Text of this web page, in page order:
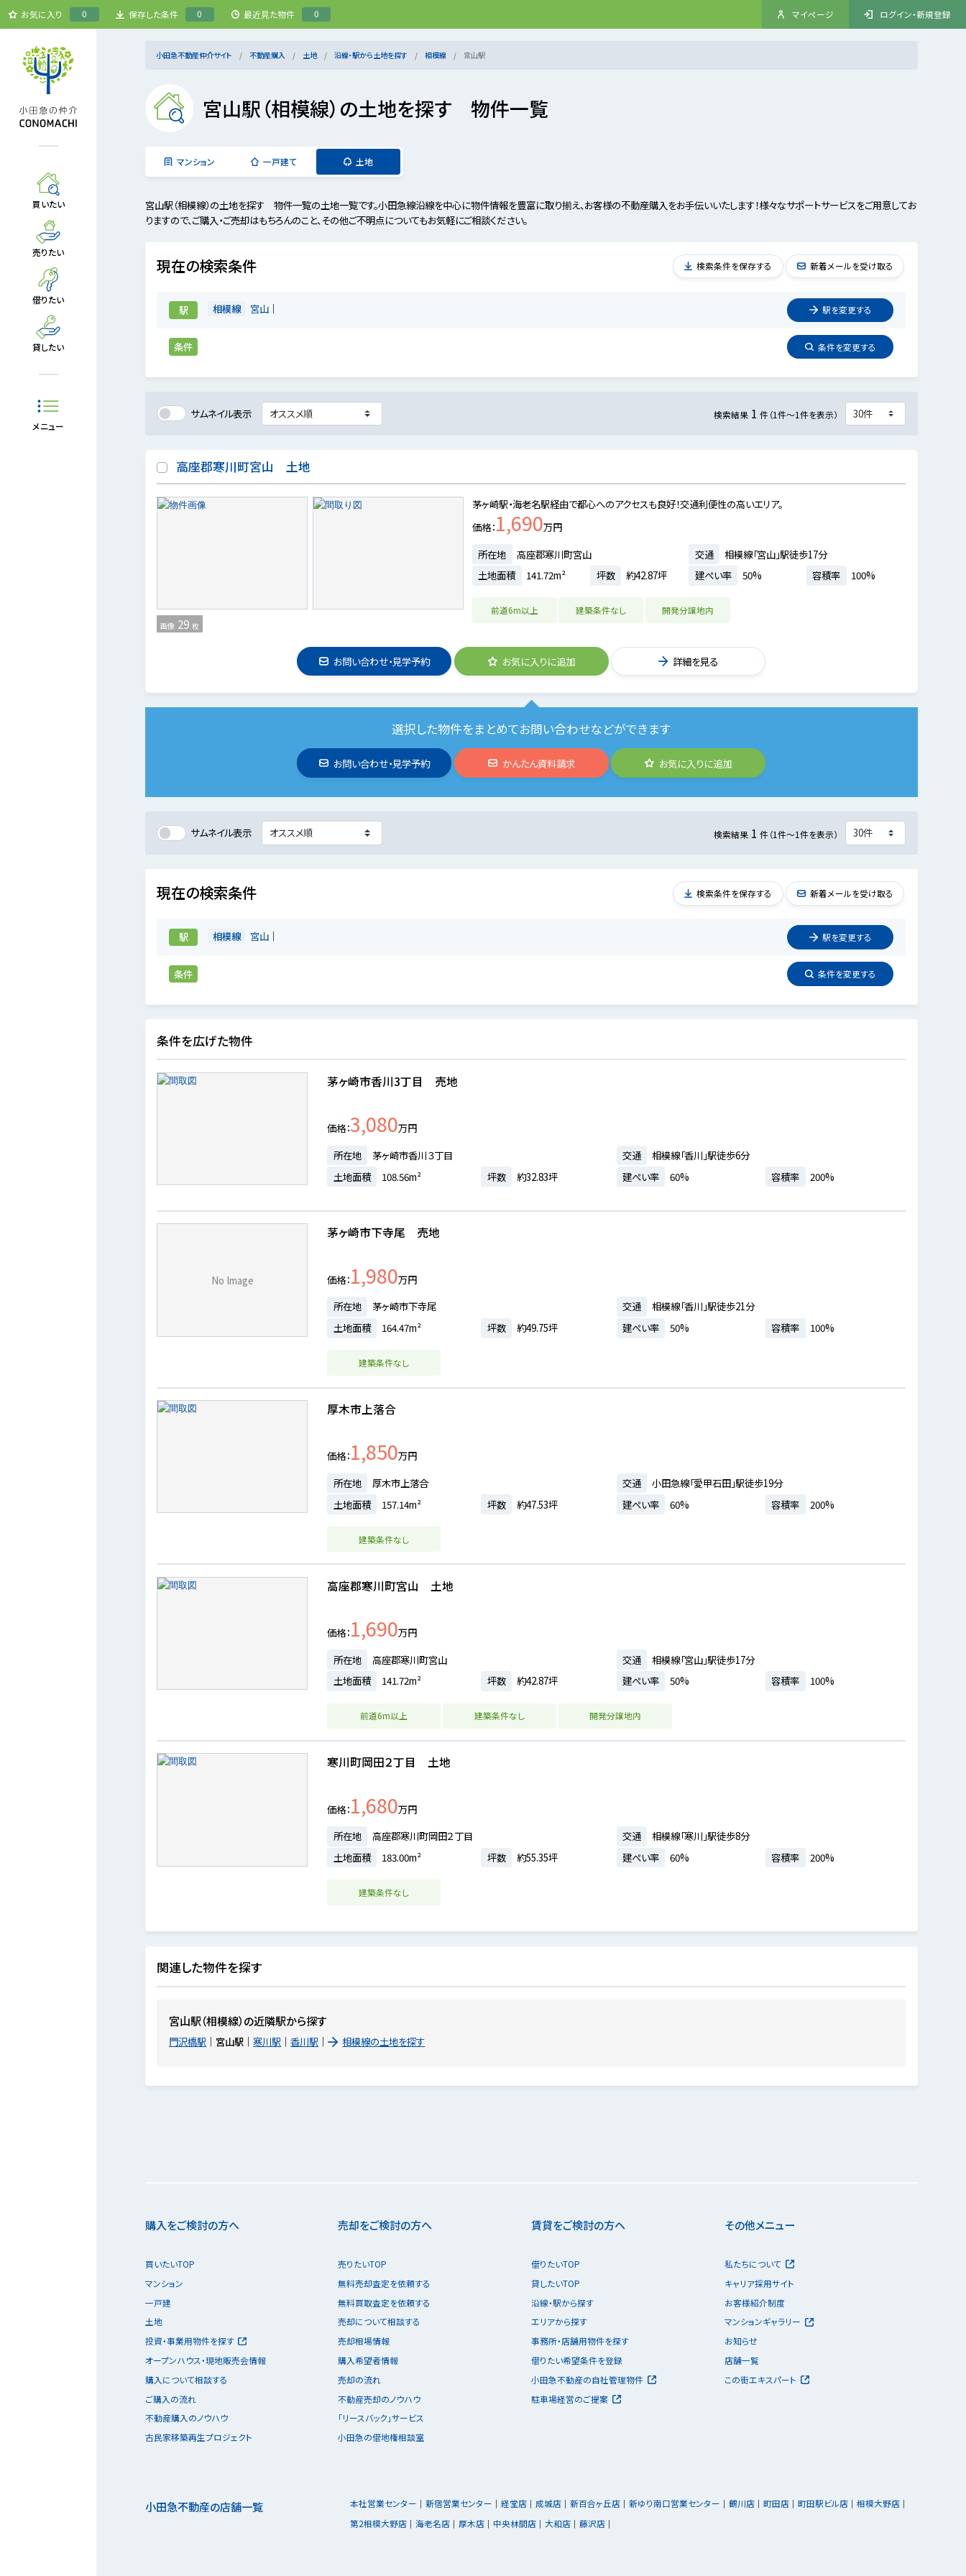
お気に入り 0 保存した条件 0 最近見た物件 0 マイページ ログイン・新規登録
買いたい
売りたい
借りたい
貸したい
メニュー
小田急不動産仲介サイト 不動産購入 土地 沿線・駅から土地を探す 相模線 宮山駅
宮山駅（相模線）の土地を探す 物件一覧
マンション 一戸建て 土地
宮山駅（相模線）の土地を探す 物件一覧の土地一覧です。小田急線沿線を中心に物件情報を豊富に取り揃え、お客様の不動産購入をお手伝いいたします！様々なサポートサービスをご用意してお
りますので、ご購入・ご売却はもちろんのこと、その他ご不明点についてもお気軽にご相談ください。
現在の検索条件
駅 相模線 宮山 駅を変更する
条件 条件を変更する
検索条件を保存する 新着メールを受け取る
サムネイル表示 検索結果 1 件（1件～1件を表示）
高座郡寒川町宮山 土地
画像 29 枚
茅ヶ崎駅・海老名駅経由で都心へのアクセスも良好！交通利便性の高いエリア。
価格 1,690万円
所在地
高座郡寒川町宮山 交通
相模線「宮山」駅徒歩17分
土地面積
141.72m² 坪数 約42.87坪 建ぺい率 50% 容積率 100%
前道6m以上 建築条件なし 開発分譲地内
お問い合わせ・見学予約 お気に入りに追加 詳細を見る
選択した物件をまとめてお問い合わせなどができます
お問い合わせ・見学予約 かんたん資料請求 お気に入りに追加
サムネイル表示 検索結果 1 件（1件～1件を表示）
現在の検索条件
駅 相模線 宮山 駅を変更する
条件 条件を変更する
検索条件を保存する 新着メールを受け取る
条件を広げた物件
茅ヶ崎市香川3丁目 売地
価格 3,080万円
所在地
茅ヶ崎市香川３丁目 交通
相模線「香川」駅徒歩6分
土地面積
108.56m² 坪数 約32.83坪 建ぺい率 60% 容積率 200%
No Image
茅ヶ崎市下寺尾 売地
価格 1,980万円
所在地
茅ヶ崎市下寺尾 交通
相模線「香川」駅徒歩21分
土地面積
164.47m² 坪数 約49.75坪 建ぺい率 50% 容積率 100%
建築条件なし
厚木市上落合
価格 1,850万円
所在地
厚木市上落合 交通
小田急線「愛甲石田」駅徒歩19分
土地面積
157.14m² 坪数 約47.53坪 建ぺい率 60% 容積率 200%
建築条件なし
高座郡寒川町宮山 土地
価格 1,690万円
所在地
高座郡寒川町宮山 交通
相模線「宮山」駅徒歩17分
土地面積
141.72m² 坪数 約42.87坪 建ぺい率 50% 容積率 100%
前道6m以上 建築条件なし 開発分譲地内
寒川町岡田２丁目 土地
価格 1,680万円
所在地
高座郡寒川町岡田２丁目 交通
相模線「寒川」駅徒歩8分
土地面積
183.00m² 坪数 約55.35坪 建ぺい率 60% 容積率 200%
建築条件なし
関連した物件を探す
宮山駅（相模線）の近隣駅から探す
門沢橋駅 宮山駅 寒川駅 香川駅 相模線の土地を探す
購入をご検討の方へ
買いたいTOP
マンション
一戸建
土地
投資・事業用物件を探す
オープンハウス・現地販売会情報
購入について相談する
ご購入の流れ
不動産購入のノウハウ
古民家移築再生プロジェクト
売却をご検討の方へ
売りたいTOP
無料売却査定を依頼する
無料買取査定を依頼する
売却について相談する
売却相場情報
購入希望者情報
売却の流れ
不動産売却のノウハウ
「リースバック」サービス
小田急の借地権相談室
賃貸をご検討の方へ
借りたいTOP
貸したいTOP
沿線・駅から探す
エリアから探す
事務所・店舗用物件を探す
借りたい希望条件を登録
小田急不動産の自社管理物件
駐車場経営のご提案
その他メニュー
私たちについて
キャリア採用サイト
お客様紹介制度
マンションギャラリー
お知らせ
店舗一覧
この街エキスパート
小田急不動産の店舗一覧 本社営業センター 新宿営業センター 経堂店 成城店 新百合ヶ丘店 新ゆり南口営業センター 鶴川店 町田店 町田駅ビル店
相模大野店
第2相模大野店
海老名店 厚木店 中央林間店 大和店 藤沢店